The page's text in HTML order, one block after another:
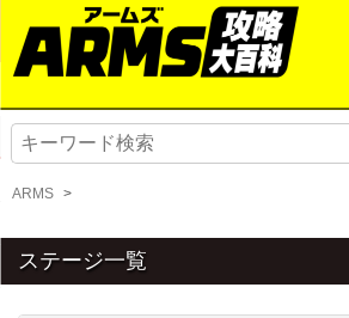
ARMS
ステージ一覧